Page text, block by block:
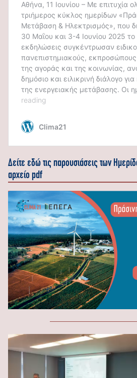
Δείτε εδώ τις παρουσιάσεις των
αρχείο pdf